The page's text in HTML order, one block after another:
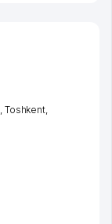
, Toshkent,